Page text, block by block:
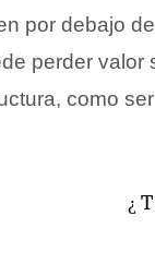
por debajo
perder valor
como
¿